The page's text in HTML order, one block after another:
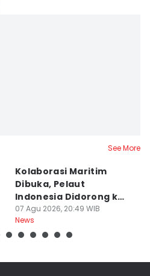
See More
Kolaborasi Maritim
Dibuka, Pelaut
Indonesia Didorong ke
Pasar Global
07 Agu 2026, 20:49 WIB
News